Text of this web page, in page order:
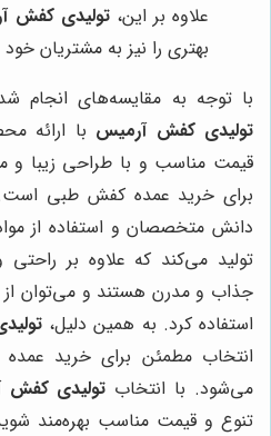
علاوه بر این،تولیدی کفش
بهتری را نیز به مشتریان
با توجه به مقایسه‌های انجام
تولیدی کفش آرمیس با ارائه
قیمت مناسب و با طراحی زیبا و
برای خرید عمده کفش طبی است.
دانش متخصصان و استفاده از
تولید می‌کند که علاوه بر راحتی
جذاب و مدرن هستند و می‌توان
استفاده کرد. به همین دلیل،
انتخاب مطمئن برای خرید
می‌شود. با انتخاب تولیدی کفش
تنوع و قیمت مناسب بهره‌مند